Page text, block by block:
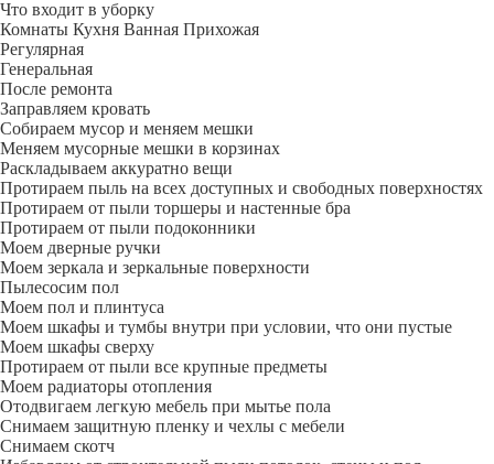
Что входит в уборку
Регу­лярная
Гене­ральная
После ремонта
Заправляем кровать
Собираем мусор и меняем мешки
Меняем мусорные мешки в корзинах
Раскладываем аккуратно вещи
Протираем пыль на всех доступных и свободных поверхностях
Протираем от пыли торшеры и настенные бра
Протираем от пыли подоконники
Моем дверные ручки
Моем зеркала и зеркальные поверхности
Пылесосим пол
Моем пол и плинтуса
Моем шкафы и тумбы внутри при условии, что они пустые
Моем шкафы сверху
Протираем от пыли все крупные предметы
Моем радиаторы отопления
Отодвигаем легкую мебель при мытье пола
Снимаем защитную пленку и чехлы с мебели
Снимаем скотч